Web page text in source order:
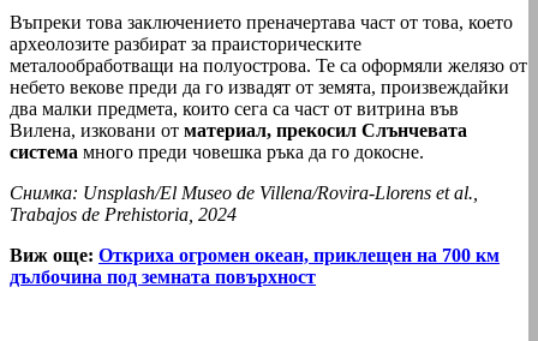
Въпреки това заключението преначертава част от това, което
археолозите разбират за праисторическите
металообработващи на полуострова. Те са оформяли желязо от
небето векове преди да го извадят от земята, произвеждайки
два малки предмета, които сега са част от витрина във
Вилена, изковани от материал, прекосил Слънчевата
система много преди човешка ръка да го докосне.
Снимка: Unsplash/El Museo de Villena/Rovira-Llorens et al.,
Trabajos de Prehistoria, 2024
Виж още: Oткриха огромен океан, приклещен на 700 км
дълбочина под земната повърхност